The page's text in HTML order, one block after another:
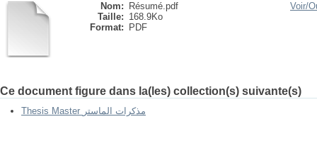
Nom:
Résumé.pdf
Taille: 168.9Ko
Format:
PDF
Voir/
Ce document figure dans la(les) collection(s) suivante(s)
Thesis Master مذكرات الماستر